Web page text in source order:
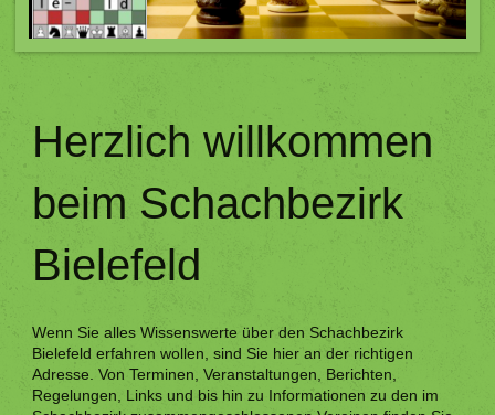
Herzlich willkommen
beim Schachbezirk
Bielefeld
Wenn Sie alles Wissenswerte über den Schachbezirk
Bielefeld erfahren wollen, sind Sie hier an der richtigen
Adresse. Von Terminen, Veranstaltungen, Berichten,
Regelungen, Links und bis hin zu Informationen zu den im